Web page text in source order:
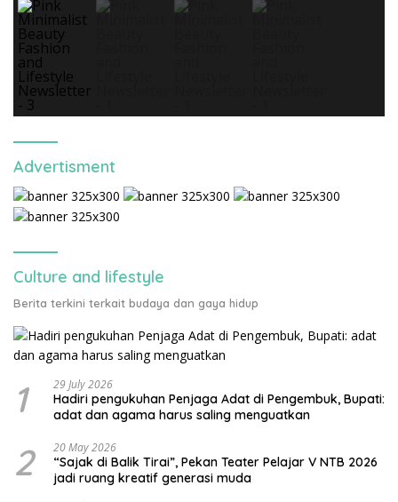
Advertisment
Culture and lifestyle
Berita terkini terkait budaya dan gaya hidup
1 29 July 2026
Hadiri pengukuhan Penjaga Adat di Pengembuk, Bupati:
adat dan agama harus saling menguatkan
2 20 May 2026
“Sajak di Balik Tirai”, Pekan Teater Pelajar V NTB 2026
jadi ruang kreatif generasi muda